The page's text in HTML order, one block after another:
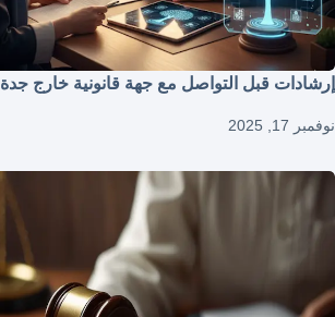
إرشادات قبل التواصل مع جهة قانونية خارج جدة
نوفمبر 17, 2025